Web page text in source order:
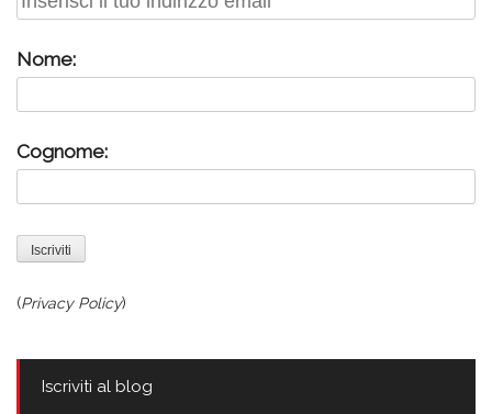
Nome:
Cognome:
(Privacy Policy)
Iscriviti al blog